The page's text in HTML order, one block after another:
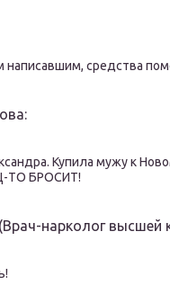
написавшим, средства
Купила мужу к
ТО БРОСИТ!
нарколог высшей